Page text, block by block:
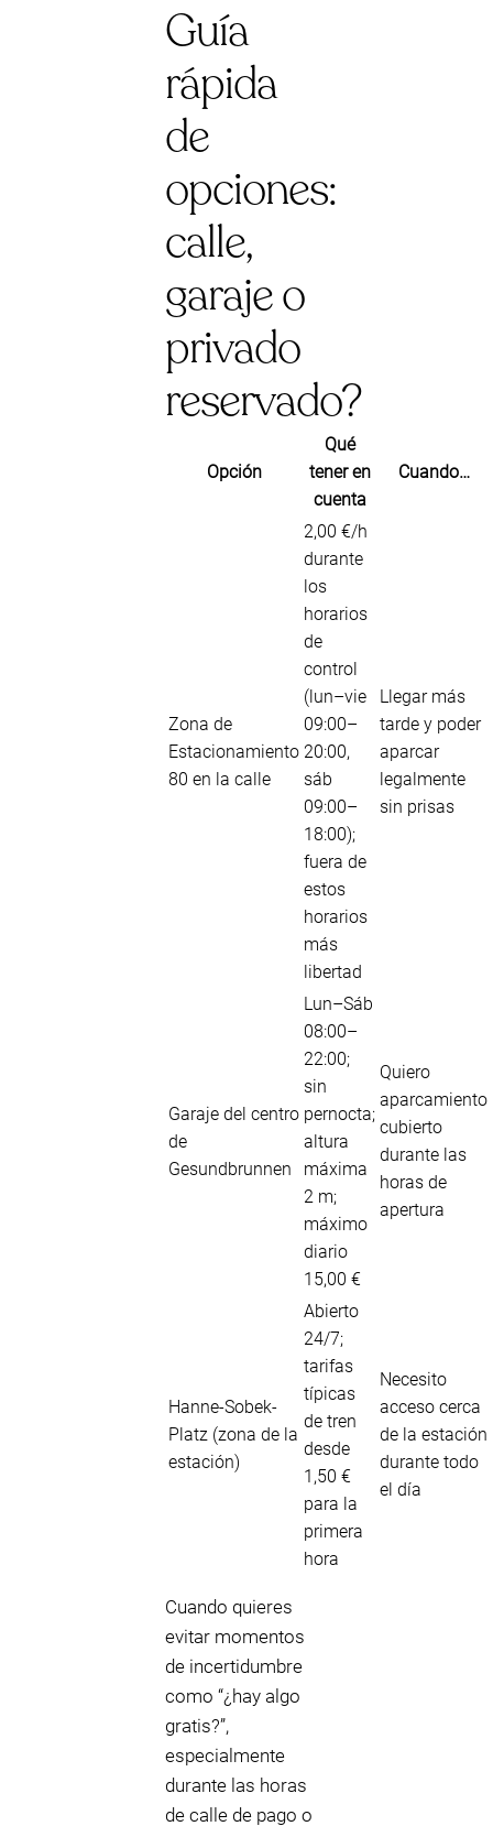
Guía
rápida
de
opciones:
calle,
garaje o
privado
reservado?
Opción
Qué
tener en
cuenta
Cuando…
Zona de
Estacionamiento
80 en la calle
2,00 €/h
durante
los
horarios
de
control
(lun–vie
09:00–
20:00,
sáb
09:00–
18:00);
fuera de
estos
horarios
más
libertad
Llegar más
tarde y poder
aparcar
legalmente
sin prisas
Garaje del centro
de
Gesundbrunnen
Lun–Sáb
08:00–
22:00;
sin
pernocta;
altura
máxima
2 m;
máximo
diario
15,00 €
Quiero
aparcamiento
cubierto
durante las
horas de
apertura
Hanne-Sobek-
Platz (zona de la
estación)
Abierto
24/7;
tarifas
típicas
de tren
desde
1,50 €
para la
primera
hora
Necesito
acceso cerca
de la estación
durante todo
el día
Cuando quieres
evitar momentos
de incertidumbre
como “¿hay algo
gratis?”,
especialmente
durante las horas
de calle de pago o